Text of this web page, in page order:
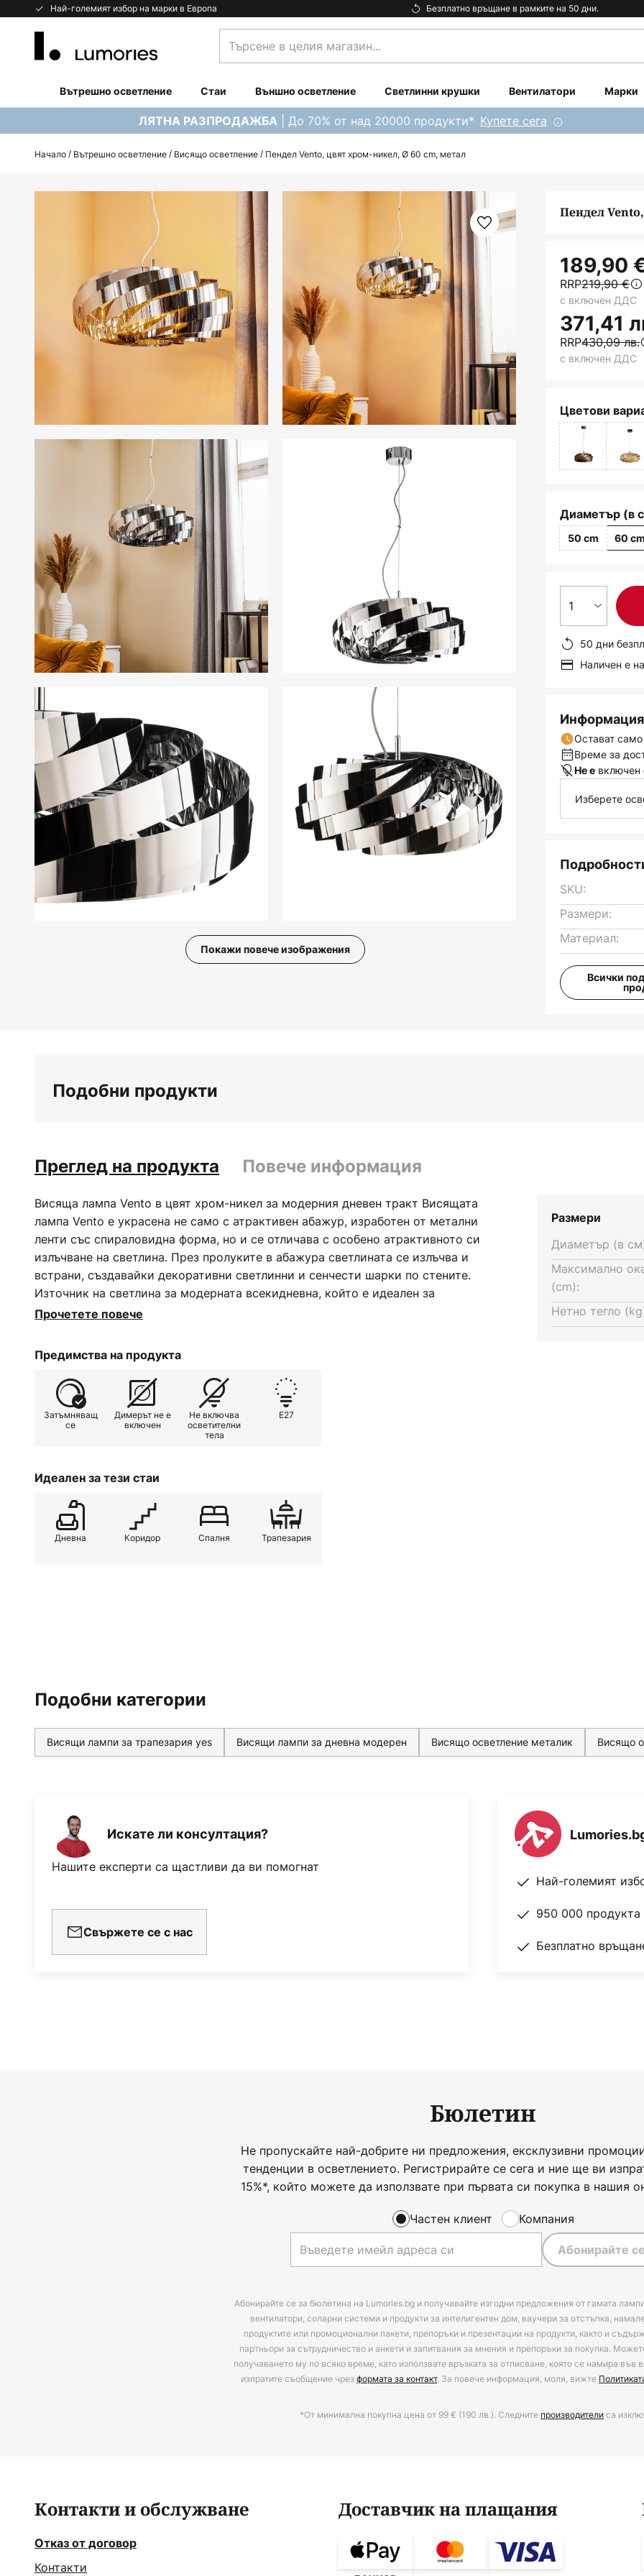
Най-големият избор на марки в Европа Безплатно връщане в рамките на 50 дни.
Прескачане
магазин...
Вътрешно осветление Стаи Външно осветление Светлинни крушки Вентилатори Марки
ЛЯТНА РАЗПРОДАЖБА | До 70% от над 20000 продукти* Купете сега
Начало Вътрешно осветление Висящо осветление Пендел Vento, цвят хром-никел, Ø 60 cm, метал
изображенията
Покажи повече изображения
Пендел
189,90
RRP219,90 €
371,41
RRP430,09 лв.
с включен ДДС
с включен ДДС
Цветови
Диаметър (в
50 cm 60 cm
1
50 дни
Наличен е
Информация
Остават
Време за
Не е включен
Изберете
SKU:
Размери:
Материал:
Всички
Подобни продукти
Преглед на продукта Повече информация
Висяща лампа Vento в цвят хром-никел за модерния дневен тракт Висящата
лампа Vento е украсена не само с атрактивен абажур, изработен от метални
ленти със спираловидна форма, но и се отличава с особено атрактивното си
излъчване на светлина. През пролуките в абажура светлината се излъчва и
встрани, създавайки декоративни светлинни и сенчести шарки по стените.
Източник на светлина за модерната всекидневна, който е идеален за
осветление на маса например.
Прочетете повече
Предимства на продукта
Затъмняващ
се
Димерът не е
включен
Не включва
осветителни
тела
E27
Идеален за тези стаи
Дневна Коридор Спалня Трапезария
Размери
Диаметър (в
Максимално
(cm):
Нетно тегло
Подобни категории
Висящи лампи за трапезария yes Висящи лампи за дневна модерен Висящо осветление металик Висящо
Искате ли консултация?
Нашите експерти са щастливи да ви помогнат
Свържете се с нас
Най-големият
950 000 продукта
Безплатно
Бюлетин
Не пропускайте най-добрите ни предложения, ексклузивни
тенденции в осветлението. Регистрирайте се сега и ние ще ви
15%*, който можете да използвате при първата си покупка в нашия
Частен клиент Компания
Абонирайте
Абонирайте се за бюлетина на Lumories.bg и получавайте изгодни предложения от гамата
вентилатори, соларни системи и продукти за интелигентен дом, ваучери за отстъпка,
продуктите или промоционални пакети, препоръки и презентации на продукти, както и
партньори за сътрудничество и анкети и запитвания за мнения и препоръки за покупка.
получаването му по всяко време, като използвате връзката за отписване, която се намира във
изпратите съобщение чрезформата за контакт. За повече информация, моля, вижте
*От минимална покупна цена от 99 € (190 лв.). Следните производителиса
Контакти и обслужване
Отказ от договор
Контакти
Доставчик на плащания